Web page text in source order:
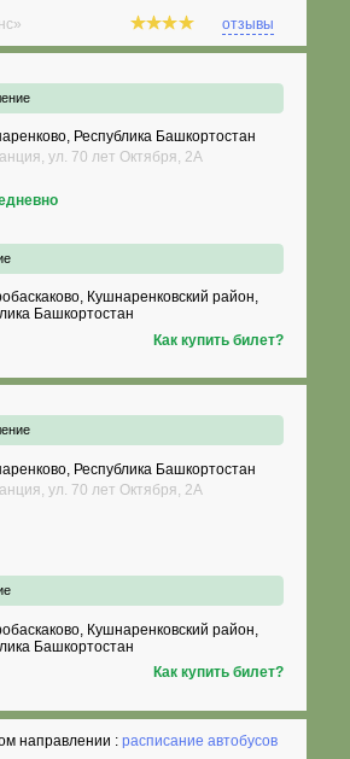
отзывы
Республика Башкортостан
ул. 70 лет Октября, 2А
Кушнаренковский район,
Башкортостан
Как купить билет?
Республика Башкортостан
ул. 70 лет Октября, 2А
Кушнаренковский район,
Башкортостан
Как купить билет?
направлении :расписание автобусов